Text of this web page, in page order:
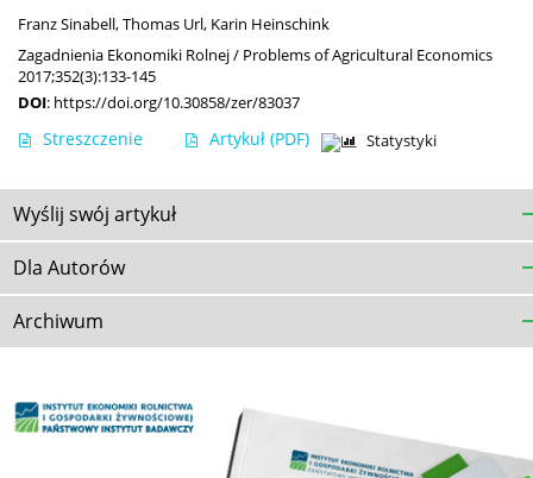
Franz Sinabell,Thomas Url, Karin Heinschink
Zagadnienia Ekonomiki Rolnej / Problems of Agricultural Economics
2017;352(3):133-145
DOI: https://doi.org/10.30858/zer/83037
Streszczenie Artykuł (PDF) Statystyki
Wyślij swój artykuł
Dla Autorów
Archiwum